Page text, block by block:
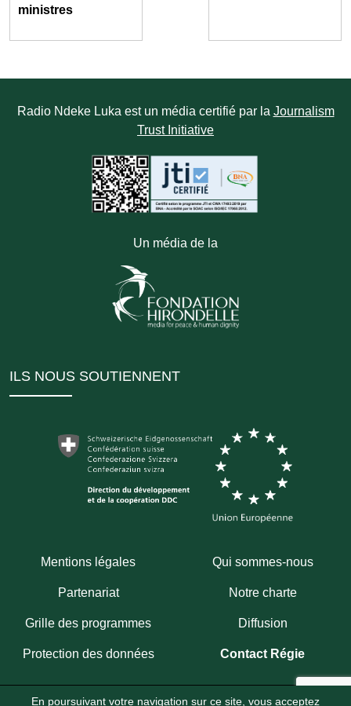
En poursuivant votre navigation sur ce site, vous acceptez
ministres
Radio Ndeke Luka est un média certifié par la Journalism
Trust Initiative
Un média de la
ILS NOUS SOUTIENNENT
Mentions légales Qui sommes-nous
Partenariat Notre charte
Grille des programmes Diffusion
Protection des données Contact Régie